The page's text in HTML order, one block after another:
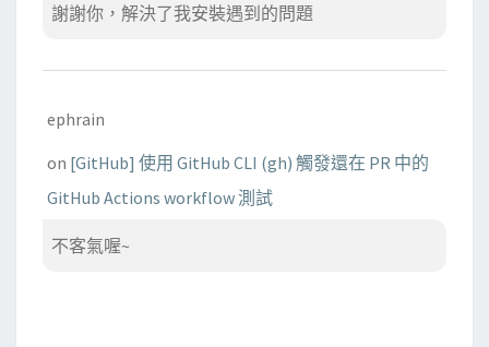
謝謝你，解決了我安裝遇到的問題
ephrain
on [GitHub] 使用 GitHub CLI (gh) 觸發還在 PR 中的
GitHub Actions workflow 測試
不客氣喔~